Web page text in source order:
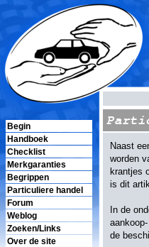
Begin
Handboek
Checklist
Merkgaranties
Begrippen
Particuliere handel
Forum
Weblog
Zoeken/Links
Over de site
Naast
worden
krantjes
is dit
In de
de